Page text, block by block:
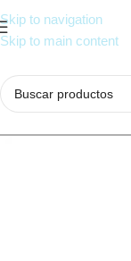
Skip to navigation
Skip to main content